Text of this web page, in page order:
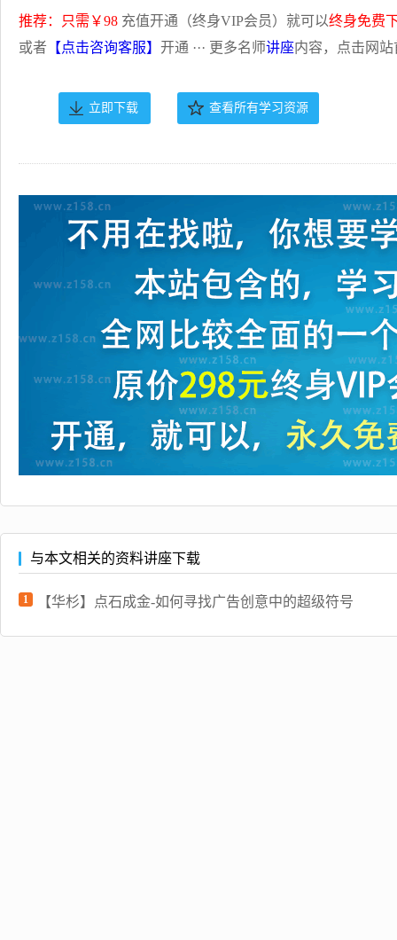
推荐：只需￥98 充值开通（终身VIP会员）就可以终身免费
或者 【点击咨询客服】 开通 ··· 更多名师讲座内容，点击网
立即下载 查看所有学习资源
与本文相关的资料讲座下载
1 【华杉】点石成金-如何寻找广告创意中的超级符号